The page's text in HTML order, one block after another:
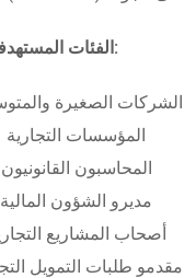
الفئات المستهدفة:
الشركات الصغيرة
المؤسسات التجارية
المحاسبون القانونيون
مديرو الشؤون المالية
أصحاب المشاريع
مقدمو طلبات التمويل